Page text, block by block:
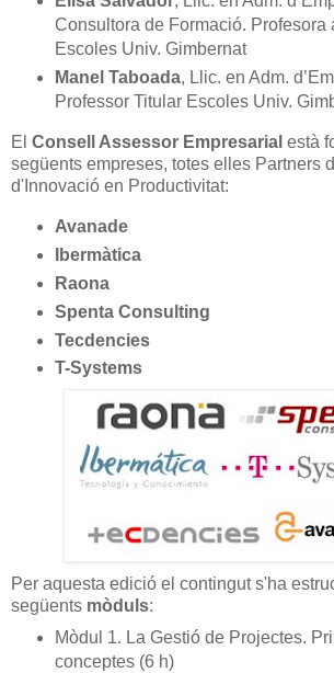
Consultora de Formació. Profesora
Escoles Univ. Gimbernat
Manel Taboada, Llic. en Adm.
Professor Titular Escoles Univ.
El Consell Assessor Empresarial està
següents empreses, totes elles Partners
d'Innovació en Productivitat:
Avanade
Ibermàtica
Raona
Spenta Consulting
Tecdencies
T-Systems
Per aquesta edició el contingut s'ha
següents mòduls:
Mòdul 1. La Gestió de Projectes.
conceptes (6 h)